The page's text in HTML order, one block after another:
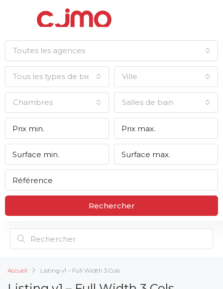
Toutes les agences
Tous les types de biens Ville
Chambres Salles de bain
Rechercher
Accueil Listing v1 – Full Width 3 Cols